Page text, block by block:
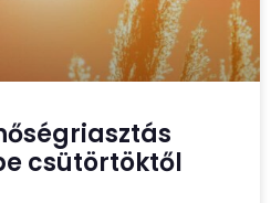
csütörtöktől